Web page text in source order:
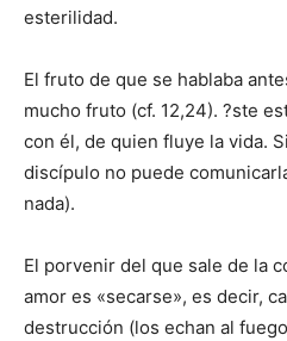
esterilidad.
El fruto de que se hablaba
mucho fruto (cf. 12,24). ?ste
con él, de quien fluye la vida.
discípulo no puede
nada).
El porvenir del que sale de la
amor es «secarse», es decir,
destrucción (los echan al